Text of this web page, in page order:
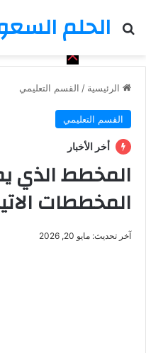
الحلم
بحث عن
الرئيسية / القسم التعليمي
القسم التعليمي
أخر الأخبار
المخطط الذي
المخططات
آخر تحديث: مايو 20, 2026